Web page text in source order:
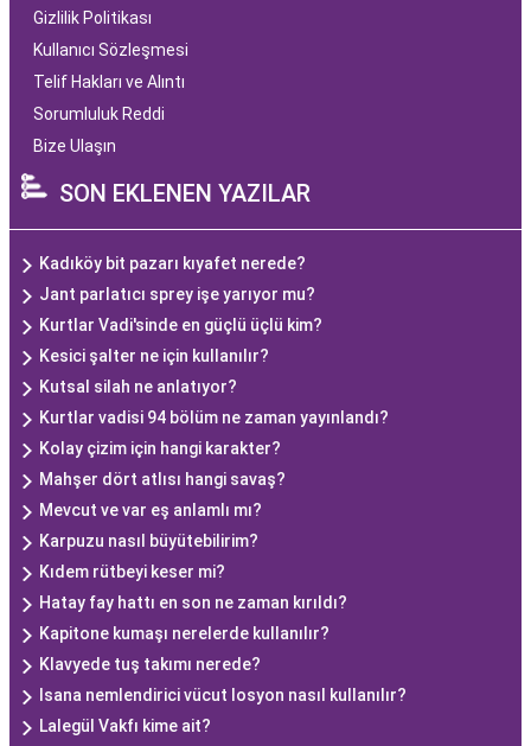
Gizlilik Politikası
Kullanıcı Sözleşmesi
Telif Hakları ve Alıntı
Sorumluluk Reddi
Bize Ulaşın
SON EKLENEN YAZILAR
Kadıköy bit pazarı kıyafet nerede?
Jant parlatıcı sprey işe yarıyor mu?
Kurtlar Vadi'sinde en güçlü üçlü kim?
Kesici şalter ne için kullanılır?
Kutsal silah ne anlatıyor?
Kurtlar vadisi 94 bölüm ne zaman yayınlandı?
Kolay çizim için hangi karakter?
Mahşer dört atlısı hangi savaş?
Mevcut ve var eş anlamlı mı?
Karpuzu nasıl büyütebilirim?
Kıdem rütbeyi keser mi?
Hatay fay hattı en son ne zaman kırıldı?
Kapitone kumaşı nerelerde kullanılır?
Klavyede tuş takımı nerede?
Isana nemlendirici vücut losyon nasıl kullanılır?
Lalegül Vakfı kime ait?